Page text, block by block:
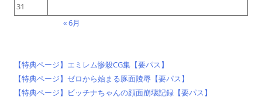
31
« 6月
【特典ページ】エミレム惨殺CG集【要パス】
【特典ページ】ゼロから始まる豚面陵辱【要パス】
【特典ページ】ビッチナちゃんの顔面崩壊記録【要パス】